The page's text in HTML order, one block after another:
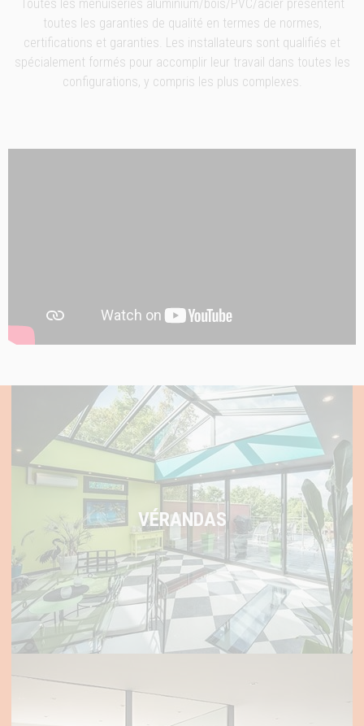
Toutes les menuiseries aluminium/bois/PVC/acier présentent
toutes les garanties de qualité en termes de normes,
certifications et garanties. Les installateurs sont qualifiés et
spécialement formés pour accomplir leur travail dans toutes les
configurations, y compris les plus complexes.
VÉRANDAS